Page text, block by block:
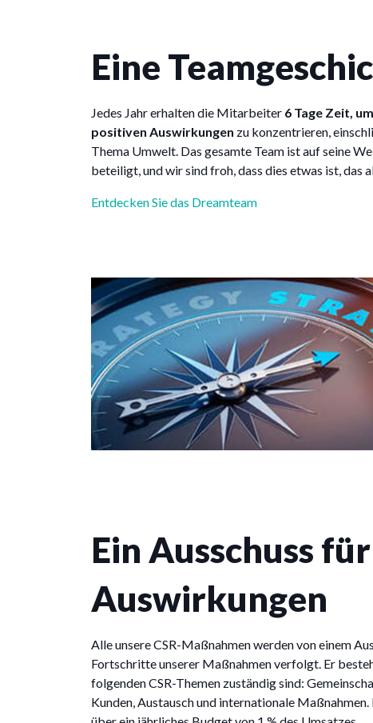
Eine
Jedes Jahr erhalten die Mitarbeiter 6 Tage Zeit,
positiven Auswirkungen zu konzentrieren,
Thema Umwelt. Das gesamte Team ist auf seine
beteiligt, und wir sind froh, dass dies etwas ist, das
Entdecken Sie das Dreamteam
Ein Ausschuss
Auswirkungen
Alle unsere CSR-Maßnahmen werden von einem
Fortschritte unserer Maßnahmen verfolgt. Er
folgenden CSR-Themen zuständig sind:
Kunden, Austausch und internationale